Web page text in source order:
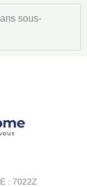
sous-
: 7022Z